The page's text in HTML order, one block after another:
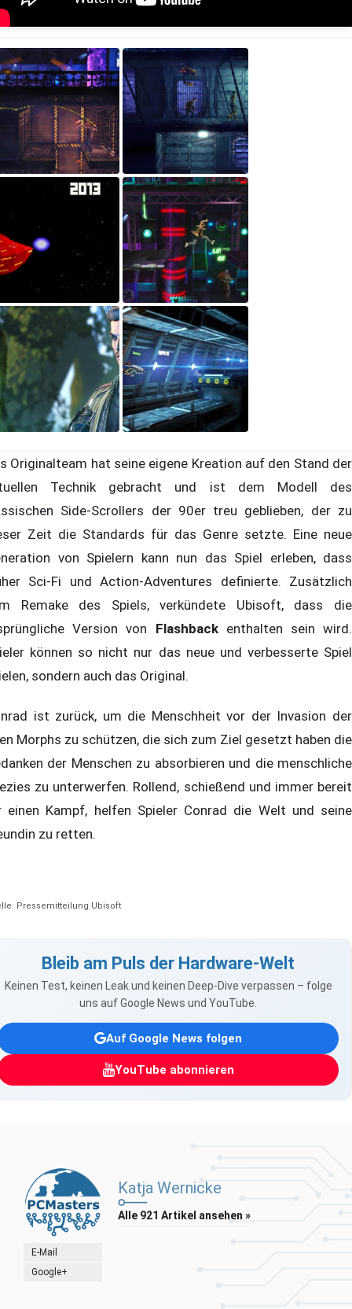
Originalteam hat seine eigene Kreation auf den Stand der
Technik gebracht und ist dem Modell des
Side-Scrollers der 90er treu geblieben, der zu
Zeit die Standards für das Genre setzte. Eine neue
von Spielern kann nun das Spiel erleben, dass
Sci-Fi und Action-Adventures definierte. Zusätzlich
Remake des Spiels, verkündete Ubisoft, dass die
Version von Flashbackenthalten sein wird.
können so nicht nur das neue und verbesserte Spiel
sondern auch das Original.
ist zurück, um die Menschheit vor der Invasion der
Morphs zu schützen, die sich zum Ziel gesetzt haben die
der Menschen zu absorbieren und die menschliche
zu unterwerfen. Rollend, schießend und immer bereit
einen Kampf, helfen Spieler Conrad die Welt und seine
zu retten.
Pressemitteilung Ubisoft
Bleib am Puls der Hardware-Welt
Keinen Test, keinen Leak und keinen Deep-Dive verpassen – folge
uns auf Google News und YouTube.
Auf Google News folgen
YouTube abonnieren
E-Mail
Google+
Katja Wernicke
Alle 921 Artikel ansehen »